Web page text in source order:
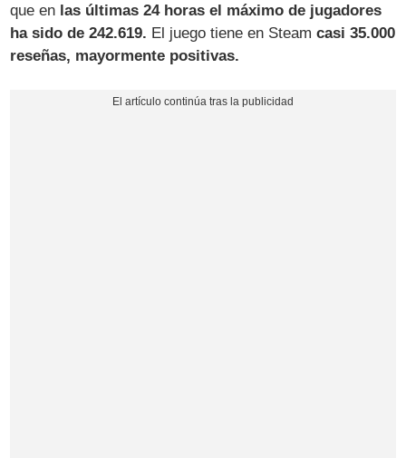
que en las últimas 24 horas el máximo de jugadores
ha sido de 242.619. El juego tiene en Steamcasi 35.000
reseñas, mayormente positivas.